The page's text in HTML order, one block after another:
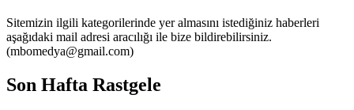
Sitemizin ilgili kategorilerinde yer almasını istediğiniz haberleri
aşağıdaki mail adresi aracılığı ile bize bildirebilirsiniz.
(mbomedya@gmail.com)
Son Hafta Rastgele